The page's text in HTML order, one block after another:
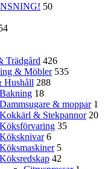
50
Trädgård 426
& Möbler 535
Hushåll 288
Bakning 18
Dammsugare & moppar 1
Kokkärl & Stekpannor 20
Köksförvaring 35
Köksknivar 6
Köksmaskiner 5
Köksredskap 42